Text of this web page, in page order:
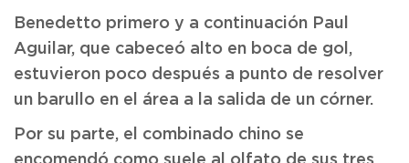
Benedetto primero y a continuación Paul
Aguilar, que cabeceó alto en boca de gol,
estuvieron poco después a punto de resolver
un barullo en el área a la salida de un córner.
Por su parte, el combinado chino se